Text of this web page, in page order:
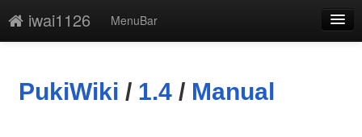
iwai1126
MenuBar
添付
PukiWiki / 1.4 / Manual